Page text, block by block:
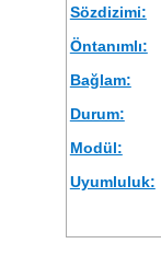
Sözdizimi:
Öntanımlı:
Bağlam:
Durum:
Modül:
Uyumluluk: